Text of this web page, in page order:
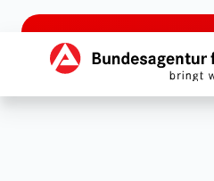
zu den Hauptinhalten springen
Hauptnavigation